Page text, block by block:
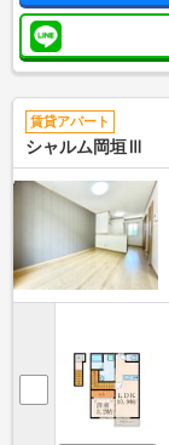
賃貸アパート
シャルム岡垣Ⅲ